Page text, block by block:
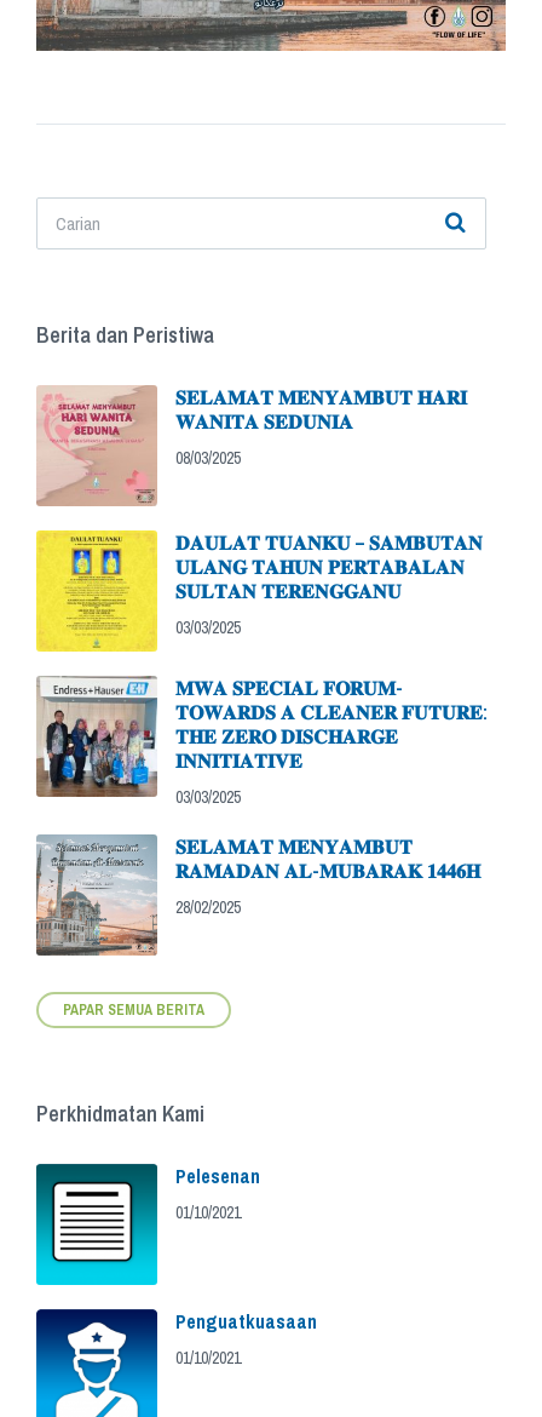
Berita dan Peristiwa
𝐒𝐄𝐋𝐀𝐌𝐀𝐓 𝐌𝐄𝐍𝐘𝐀𝐌𝐁𝐔𝐓 𝐇𝐀𝐑𝐈
𝐖𝐀𝐍𝐈𝐓𝐀 𝐒𝐄𝐃𝐔𝐍𝐈𝐀
08/03/2025
𝐃𝐀𝐔𝐋𝐀𝐓 𝐓𝐔𝐀𝐍𝐊𝐔 – 𝐒𝐀𝐌𝐁𝐔𝐓𝐀𝐍
𝐔𝐋𝐀𝐍𝐆 𝐓𝐀𝐇𝐔𝐍 𝐏𝐄𝐑𝐓𝐀𝐁𝐀𝐋𝐀𝐍
𝐒𝐔𝐋𝐓𝐀𝐍 𝐓𝐄𝐑𝐄𝐍𝐆𝐆𝐀𝐍𝐔
03/03/2025
𝐌𝐖𝐀 𝐒𝐏𝐄𝐂𝐈𝐀𝐋 𝐅𝐎𝐑𝐔𝐌-
𝐓𝐎𝐖𝐀𝐑𝐃𝐒 𝐀 𝐂𝐋𝐄𝐀𝐍𝐄𝐑 𝐅𝐔𝐓𝐔𝐑𝐄:
𝐓𝐇𝐄 𝐙𝐄𝐑𝐎 𝐃𝐈𝐒𝐂𝐇𝐀𝐑𝐆𝐄
𝐈𝐍𝐍𝐈𝐓𝐈𝐀𝐓𝐈𝐕𝐄
03/03/2025
𝐒𝐄𝐋𝐀𝐌𝐀𝐓 𝐌𝐄𝐍𝐘𝐀𝐌𝐁𝐔𝐓
𝐑𝐀𝐌𝐀𝐃𝐀𝐍 𝐀𝐋-𝐌𝐔𝐁𝐀𝐑𝐀𝐊 𝟏𝟒𝟒𝟔𝐇
28/02/2025
PAPAR SEMUA BERITA
Perkhidmatan Kami
Pelesenan
01/10/2021
Penguatkuasaan
01/10/2021